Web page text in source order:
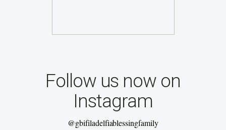
Follow us now on
Instagram
@gbifiladelfiablessingfamily